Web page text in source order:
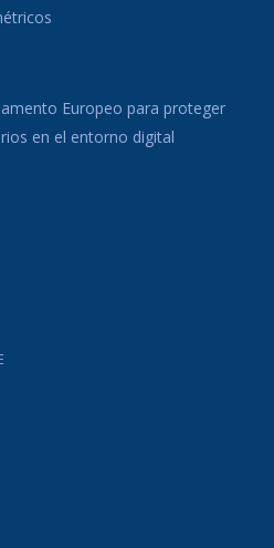
Europeo para proteger
en el entorno digital